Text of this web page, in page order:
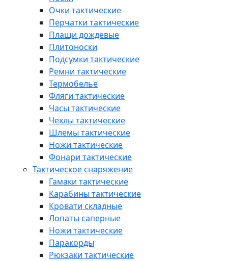
Очки тактические
Перчатки тактические
Плащи дождевые
Плитоноски
Подсумки тактические
Ремни тактические
Термобелье
Фляги тактические
Часы тактические
Чехлы тактические
Шлемы тактические
Ножи тактические
Фонари тактические
Тактическое снаряжение
Гамаки тактические
Карабины тактические
Кровати складные
Лопаты саперные
Ножи тактические
Паракорды
Рюкзаки тактические